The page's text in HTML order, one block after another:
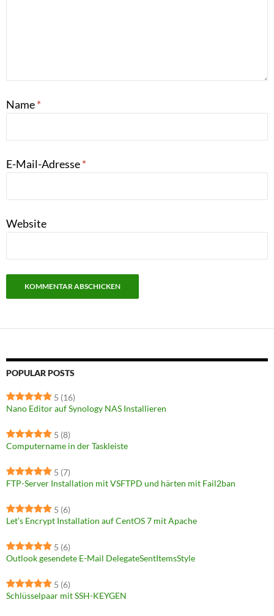
Name*
E-Mail-Adresse*
Website
POPULAR POSTS
5 (16)
Nano Editor auf Synology NAS Installieren
5 (8)
Computername in der Taskleiste
5 (7)
FTP-Server Installation mit VSFTPD und härten mit Fail2ban
5 (6)
Let’s Encrypt Installation auf CentOS 7 mit Apache
5 (6)
Outlook gesendete E-Mail DelegateSentItemsStyle
5 (6)
Schlüsselpaar mit SSH-KEYGEN